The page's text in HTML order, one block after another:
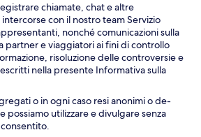
chiamate, chat e altre
con il nostro team Servizio
nonché comunicazioni sulla
partner e viaggiatori ai fini di controllo
risoluzione delle controversie e
nella presente Informativa sulla
o in ogni caso resi anonimi o de-
possiamo utilizzare e divulgare senza